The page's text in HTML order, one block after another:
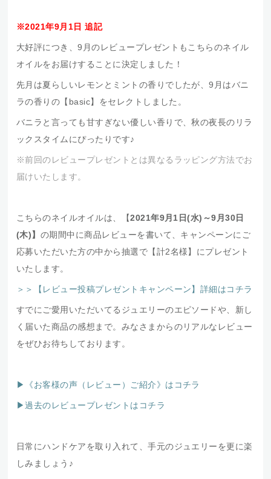
※2021年9月1日 追記
大好評につき、9月のレビュープレゼントもこちらのネイル
オイルをお届けすることに決定しました！
先月は夏らしいレモンとミントの香りでしたが、9月はバニ
ラの香りの【basic】をセレクトしました。
バニラと言っても甘すぎない優しい香りで、秋の夜長のリラ
ックスタイムにぴったりです♪
※前回のレビュープレゼントとは異なるラッピング方法でお
届けいたします。
こちらのネイルオイルは、【2021年9月1日(水)～9月30日
(木)】 の期間中に商品レビューを書いて、キャンペーンにご
応募いただいた方の中から抽選で【計2名様】にプレゼント
いたします。
＞＞【レビュー投稿プレゼントキャンペーン】詳細はコチラ
すでにご愛用いただいてるジュエリーのエピソードや、新し
く届いた商品の感想まで。みなさまからのリアルなレビュー
をぜひお待ちしております。
▶《お客様の声（レビュー）ご紹介》はコチラ
▶過去のレビュープレゼントはコチラ
日常にハンドケアを取り入れて、手元のジュエリーを更に楽
しみましょう♪